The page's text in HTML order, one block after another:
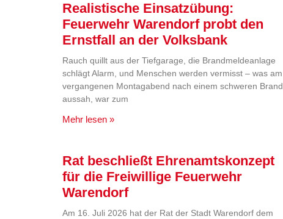
Realistische Einsatzübung:
Feuerwehr Warendorf probt den
Ernstfall an der Volksbank
Rauch quillt aus der Tiefgarage, die Brandmeldeanlage
schlägt Alarm, und Menschen werden vermisst – was am
vergangenen Montagabend nach einem schweren Brand
aussah, war zum
Mehr lesen »
Rat beschließt Ehrenamtskonzept
für die Freiwillige Feuerwehr
Warendorf
Am 16. Juli 2026 hat der Rat der Stadt Warendorf dem